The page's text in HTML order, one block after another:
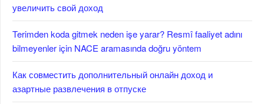
увеличить свой доход
Terimden koda gitmek neden işe yarar? Resmî faaliyet adını
bilmeyenler için NACE aramasında doğru yöntem
Как совместить дополнительный онлайн доход и
азартные развлечения в отпуске